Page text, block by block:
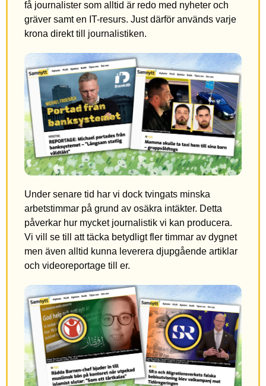
få journalister som alltid är redo med nyheter och
gräver samt en IT-resurs. Just därför används varje
krona direkt till journalistiken.
Under senare tid har vi dock tvingats minska
arbetstimmar på grund av osäkra intäkter. Detta
påverkar hur mycket journalistik vi kan producera.
Vi vill se till att täcka betydligt fler timmar av dygnet
men även alltid kunna leverera djupgående artiklar
och videoreportage till er.